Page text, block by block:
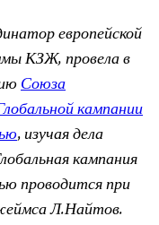
европейской
КЗЖ, провела в
Союза
кампании
,изучая дела
кампания
проводитсяпри
Л.Найтов.